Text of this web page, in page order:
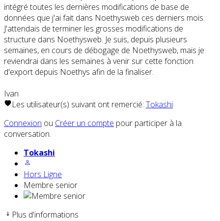
intégré toutes les dernières modifications de base de
données que j'ai fait dans Noethysweb ces derniers mois.
J'attendais de terminer les grosses modifications de
structure dans Noethysweb. Je suis, depuis plusieurs
semaines, en cours de débogage de Noethysweb, mais je
reviendrai dans les semaines à venir sur cette fonction
d'export depuis Noethys afin de la finaliser.
Ivan
Les utilisateur(s) suivant ont remercié: Tokashi
Connexion ou Créer un compte pour participer à la
conversation.
Tokashi
Hors Ligne
Membre senior
Plus d'informations